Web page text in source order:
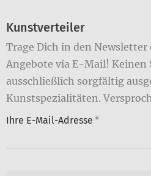
Kunstverteiler
Trage Dich in den
Angebote via E-Mail! Keinen
ausschließlich sorgfältig
Kunstspezialitäten.
Ihre E-Mail-Adresse *